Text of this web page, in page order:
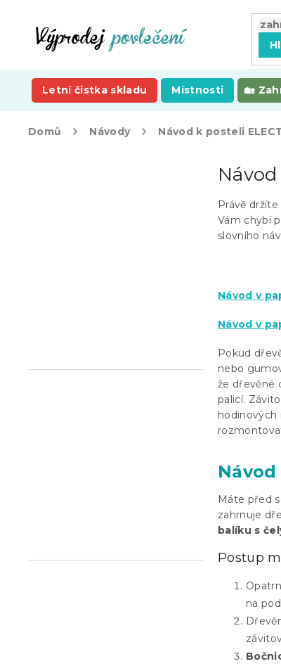
Letní čistka skladu Místnosti
Domů Návody Návod k posteli
Právě
Vám chybí
slovního
Návod v
Návod v
Pokud
nebo
že dřevěné
palicí.
hodinových
Máte před
zahrnuje
balíku s
Postup
na